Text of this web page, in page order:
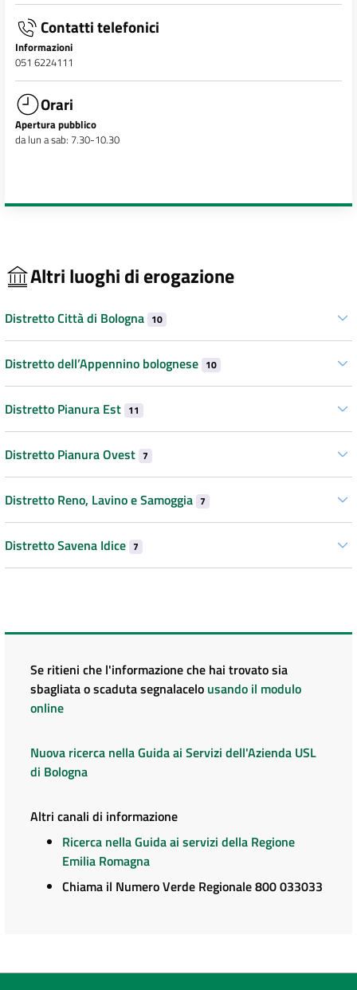
Contatti telefonici
Informazioni
051 6224111
Orari
Apertura pubblico
da lun a sab: 7.30-10.30
Altri luoghi di erogazione
Distretto Città di Bologna 10
Distretto dell’Appennino bolognese 10
Distretto Pianura Est 11
Distretto Pianura Ovest 7
Distretto Reno, Lavino e Samoggia 7
Distretto Savena Idice 7
Se ritieni che l'informazione che hai trovato sia
sbagliata o scaduta segnalacelo usando il modulo
online
Nuova ricerca nella Guida ai Servizi dell'Azienda USL
di Bologna
Altri canali di informazione
Ricerca nella Guida ai servizi della Regione
Emilia Romagna
Chiama il Numero Verde Regionale 800 033033